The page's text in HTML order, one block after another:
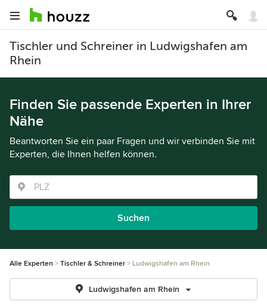
Tischler und Schreiner in Ludwigshafen am
Rhein
Finden Sie passende Experten in Ihrer
Nähe
Beantworten Sie ein paar Fragen und wir verbinden Sie mit
Experten, die Ihnen helfen können.
Suchen
Alle Experten Tischler & Schreiner Ludwigshafen am Rhein
Ludwigshafen am Rhein